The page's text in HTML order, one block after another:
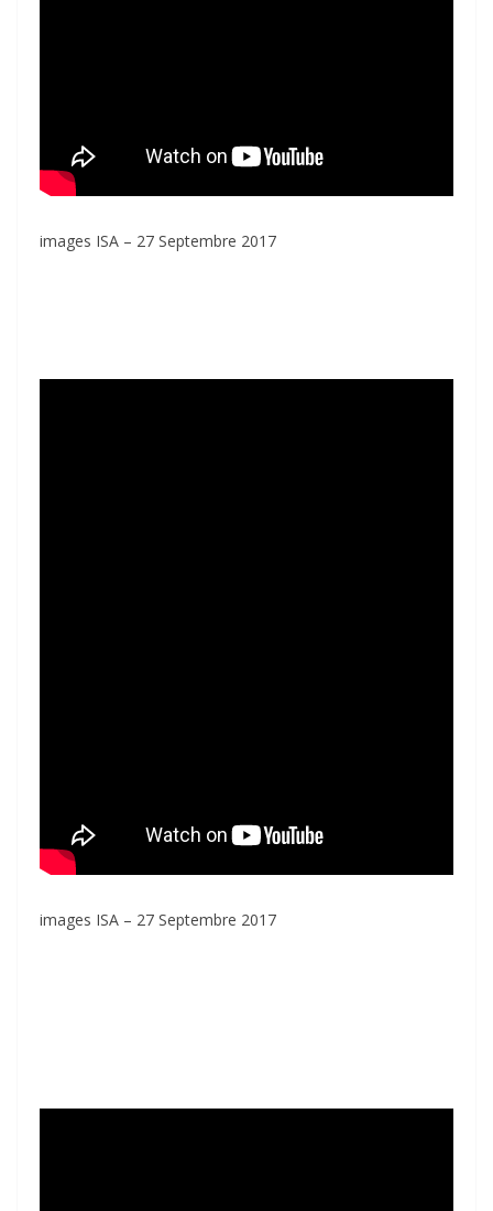
images ISA – 27 Septembre 2017
images ISA – 27 Septembre 2017